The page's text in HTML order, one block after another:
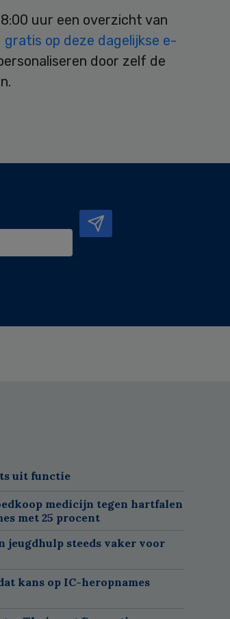
uur een overzicht van
gratis op deze dagelijkse e-
door zelf de
uit functie
medicijn tegen hartfalen
met 25 procent
jeugdhulp steeds vaker voor
kans op IC-heropnames